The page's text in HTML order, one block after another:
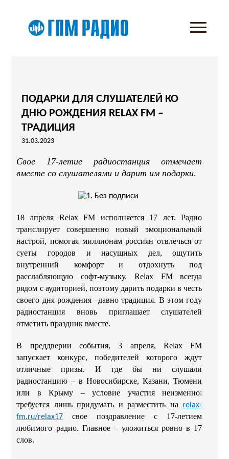
ПОДАРКИ ДЛЯ СЛУШАТЕЛЕЙ КО
ДНЮ РОЖДЕНИЯ RELAX FM –
ТРАДИЦИЯ
31.03.2023
Свое 17-летие радиостанция отмечает
вместе со слушателями и дарит им подарки.
18 апреля Relax FM исполняется 17 лет. Радио
транслирует совершенно новый эмоциональный
настрой, помогая миллионам россиян отвлечься от
суеты городов и насущных дел, ощутить
внутренний комфорт и отдохнуть под
расслабляющую софт-музыку. Relax FM всегда
рядом с аудиторией, поэтому дарить подарки в честь
своего дня рождения –давно традиция. В этом году
радиостанция вновь приглашает слушателей
отметить праздник вместе.
В преддверии события, 3 апреля, Relax FM
запускает конкурс, победителей которого ждут
отличные призы. И где бы ни слушали
радиостанцию – в Новосибирске, Казани, Тюмени
или в Крыму – условие участия неизменно:
требуется лишь придумать и разместить на relax-
fm.ru/relax17 свое поздравление с 17-летием
любимого радио. Главное – уложиться ровно в 17
слов.